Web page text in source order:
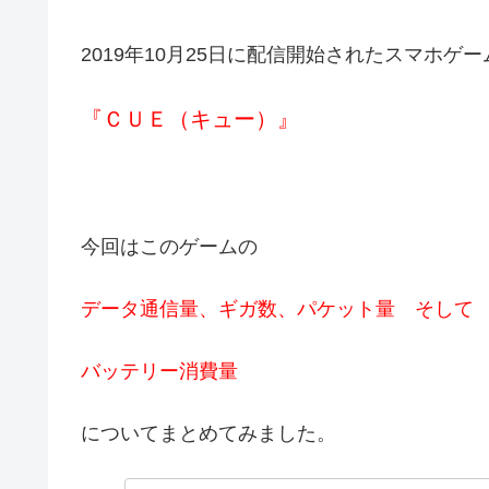
2019年10月25日に配信開始されたスマホゲー
『ＣＵＥ（キュー）』
今回はこのゲームの
データ通信量、ギガ数、パケット量 そして
バッテリー消費量
についてまとめてみました。